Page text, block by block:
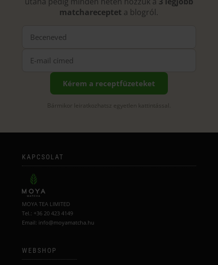
matchareceptet a blogról.
Kérem a receptfüzeteket
Bármikor leiratkozhatsz egyetlen kattintással.
KAPCSOLAT
MOYA TEA LIMITED
Tel.: +36 20 423 4149
Email: info@moyamatcha.hu
WEBSHOP